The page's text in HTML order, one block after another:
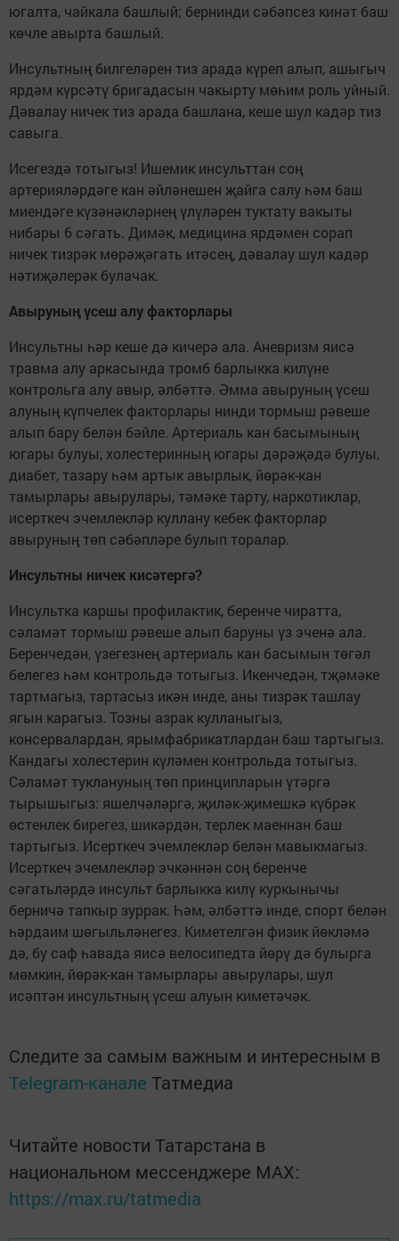
югалта, чайкала башлый; бернинди сәбәпсез кинәт баш
көчле авырта башлый.
Инсультның билгеләрен тиз арада күреп алып, ашыгыч
ярдәм күрсәтү бригадасын чакырту мөһим роль уйный.
Дәвалау ничек тиз арада башлана, кеше шул кадәр тиз
савыга.
Исегездә тотыгыз! Ишемик инсульттан соң
артерияләрдәге кан әйләнешен җайга салу һәм баш
миендәге күзәнәкләрнең үлүләрен туктату вакыты
нибары 6 сәгать. Димәк, медицина ярдәмен сорап
ничек тизрәк мөрәҗәгать итәсең, дәвалау шул кадәр
нәтиҗәлерәк булачак.
Авыруның үсеш алу факторлары
Инсультны һәр кеше дә кичерә ала. Аневризм яисә
травма алу аркасында тромб барлыкка килүне
контрольга алу авыр, әлбәттә. Әмма авыруның үсеш
алуның күпчелек факторлары нинди тормыш рәвеше
алып бару белән бәйле. Артериаль кан басымының
югары булуы, холестеринның югары дәрәҗәдә булуы,
диабет, тазару һәм артык авырлык, йөрәк-кан
тамырлары авырулары, тәмәке тарту, наркотиклар,
исерткеч эчемлекләр куллану кебек факторлар
авыруның төп сәбәпләре булып торалар.
Инсультны ничек кисәтергә?
Инсультка каршы профилактик, беренче чиратта,
сәламәт тормыш рәвеше алып баруны үз эченә ала.
Беренчедән, үзегезнең артериаль кан басымын төгәл
белегез һәм контрольдә тотыгыз. Икенчедән, тҗәмәке
тартмагыз, тартасыз икән инде, аны тизрәк ташлау
ягын карагыз. Тозны азрак кулланыгыз,
консервалардан, ярымфабрикатлардан баш тартыгыз.
Кандагы холестерин күләмен контрольда тотыгыз.
Сәламәт туклануның төп принципларын үтәргә
тырышыгыз: яшелчәләргә, җиләк-җимешкә күбрәк
өстенлек бирегез, шикәрдән, терлек маеннан баш
тартыгыз. Исерткеч эчемлекләр белән мавыкмагыз.
Исерткеч эчемлекләр эчкәннән соң беренче
сәгатьләрдә инсульт барлыкка килү куркынычы
берничә тапкыр зуррак. Һәм, әлбәттә инде, спорт белән
һәрдаим шөгыльләнегез. Киметелгән физик йөкләмә
дә, бу саф һавада яисә велосипедта йөрү дә булырга
мөмкин, йөрәк-кан тамырлары авырулары, шул
исәптән инсультның үсеш алуын киметәчәк.
Следите за самым важным и интересным в
Telegram-канале Татмедиа
Читайте новости Татарстана в
национальном мессенджере MАХ:
https://max.ru/tatmedia